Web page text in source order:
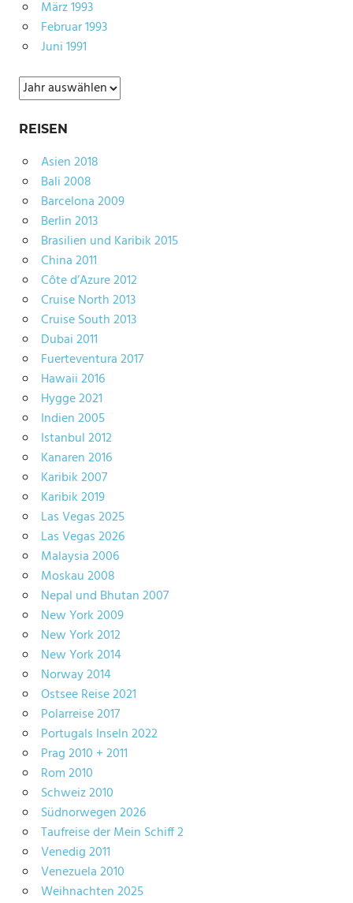
März 1993
Februar 1993
Juni 1991
Archiv
REISEN
Asien 2018
Bali 2008
Barcelona 2009
Berlin 2013
Brasilien und Karibik 2015
China 2011
Côte d’Azure 2012
Cruise North 2013
Cruise South 2013
Dubai 2011
Fuerteventura 2017
Hawaii 2016
Hygge 2021
Indien 2005
Istanbul 2012
Kanaren 2016
Karibik 2007
Karibik 2019
Las Vegas 2025
Las Vegas 2026
Malaysia 2006
Moskau 2008
Nepal und Bhutan 2007
New York 2009
New York 2012
New York 2014
Norway 2014
Ostsee Reise 2021
Polarreise 2017
Portugals Inseln 2022
Prag 2010 + 2011
Rom 2010
Schweiz 2010
Südnorwegen 2026
Taufreise der Mein Schiff 2
Venedig 2011
Venezuela 2010
Weihnachten 2025